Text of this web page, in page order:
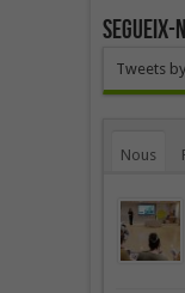
Tweets
Nous